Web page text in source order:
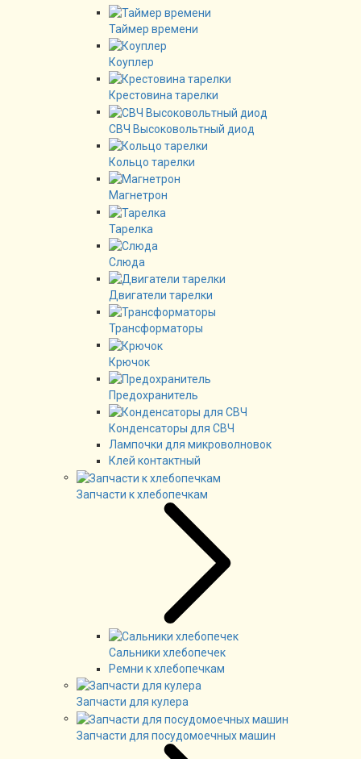
Таймер времени
Коуплер
Крестовина тарелки
СВЧ Высоковольтный диод
Кольцо тарелки
Магнетрон
Тарелка
Слюда
Двигатели тарелки
Трансформаторы
Крючок
Предохранитель
Конденсаторы для СВЧ
Лампочки для микроволновок
Клей контактный
Запчасти к хлебопечкам
Сальники хлебопечек
Ремни к хлебопечкам
Запчасти для кулера
Запчасти для посудомоечных машин